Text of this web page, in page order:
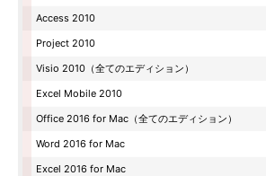
Access 2010
Project 2010
Visio 2010（全てのエディション）
Excel Mobile 2010
Office 2016 for Mac（全てのエディション）
Word 2016 for Mac
Excel 2016 for Mac